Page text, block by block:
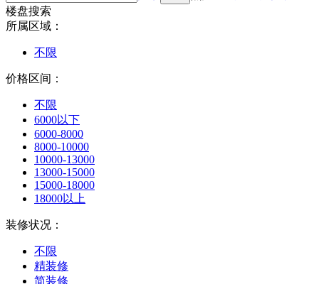
楼盘搜索
所属区域：
不限
价格区间：
不限
6000以下
6000-8000
8000-10000
10000-13000
13000-15000
15000-18000
18000以上
装修状况：
不限
精装修
简装修